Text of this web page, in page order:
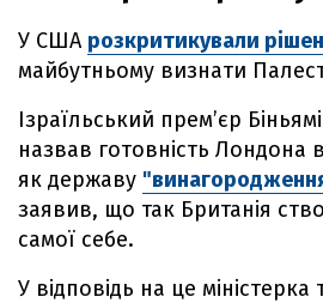
У США розкритикували
майбутньому визнати
Ізраїльський прем’єр
назвав готовність Лондона
як державу
заявив, що так Британія
самої себе.
У відповідь на це